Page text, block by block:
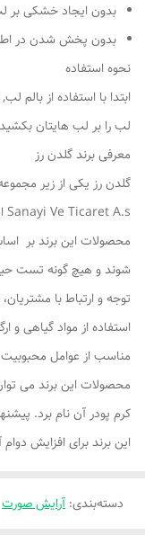
بدون ایجاد خشکی بر
بدون پخش شدن در
نحوه استفاده
ابتدا با استفاده از
لب را بر لب هایتان
معرفی برند گلدن رز
شوند و هیچ گونه تست
توجه و ارتباط با
استفاده از مواد گیاهی و
مناسب از عوامل
محصولات این برند می
کرم پودر آن نام برد.
این برند برای افزایش
دسته‌بندی: آرایش صورت